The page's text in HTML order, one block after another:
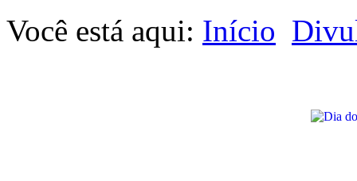
Você está aqui: Início